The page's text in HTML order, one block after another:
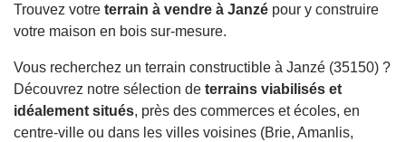
Trouvez votre terrain à vendre à Janzé pour y construire
votre maison en bois sur-mesure.
Vous recherchez un terrain constructible à Janzé (35150) ?
Découvrez notre sélection de terrains viabilisés et
idéalement situés, près des commerces et écoles, en
centre-ville ou dans les villes voisines (Brie, Amanlis,